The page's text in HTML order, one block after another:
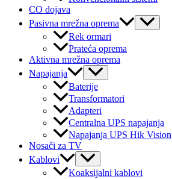
CO dojava
Pasivna mrežna oprema
Menu
Toggle
Rek ormari
Prateća oprema
Aktivna mrežna oprema
Napajanja
Menu
Toggle
Baterije
Transformatori
Adapteri
Centralna UPS napajanja
Napajanja UPS Hik Vision
Nosači za TV
Kablovi
Menu
Toggle
Koaksijalni kablovi